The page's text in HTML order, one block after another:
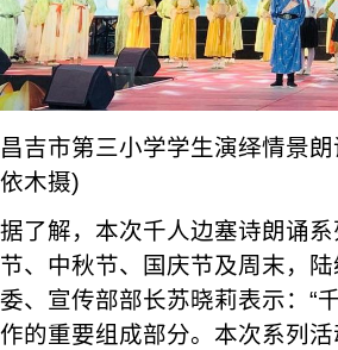
昌吉市第三小学学生演绎情景
依木摄)
据了解，本次千人边塞诗朗诵
节、中秋节、国庆节及周末，
委、宣传部部长苏晓莉表示：“
作的重要组成部分。本次系列